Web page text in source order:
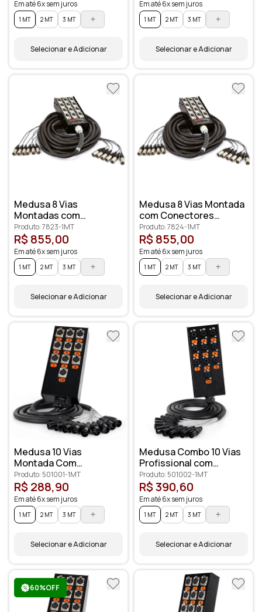
Em até 6x sem juros
1 MT 2 MT 3 MT
Selecionar e Adicionar
Em até 6x sem juros
1 MT 2 MT 3 MT
Selecionar e Adicionar
Medusa 8 Vias
Montadas com
Conectores Santo
Ângelo
Produto: 7823-1MT
R$ 855,00
Em até 6x sem juros
1 MT 2 MT 3 MT
Selecionar e Adicionar
Medusa 8 Vias Montada
com Conectores
Amphenol
Produto: 7824-1MT
R$ 855,00
Em até 6x sem juros
1 MT 2 MT 3 MT
Selecionar e Adicionar
Medusa 10 Vias
Montada Com
Conectores Cirilo
Cabos
Produto: 501001-1MT
R$ 288,90
Em até 6x sem juros
1 MT 2 MT 3 MT
Selecionar e Adicionar
Medusa Combo 10 Vias
Profissional com
Conectores XLR
Anilhados
Produto: 501002-1MT
R$ 390,60
Em até 6x sem juros
1 MT 2 MT 3 MT
Selecionar e Adicionar
60%OFF